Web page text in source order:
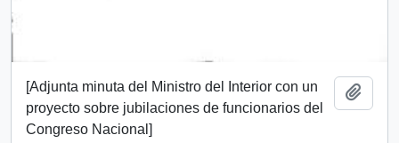
[Adjunta minuta del Ministro del Interior con un
proyecto sobre jubilaciones de funcionarios del
Congreso Nacional]